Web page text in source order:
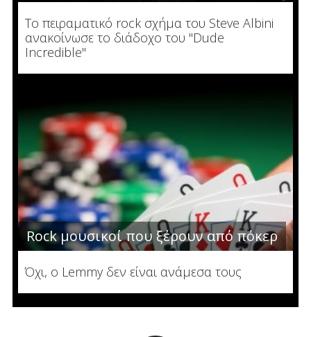
Το πειραματικό rock σχήμα του Steve Albini
ανακοίνωσε το διάδοχο του "Dude
Incredible"
Rock μουσικοί που ξέρουν από πόκερ
Όχι, ο Lemmy δεν είναι ανάμεσα τους